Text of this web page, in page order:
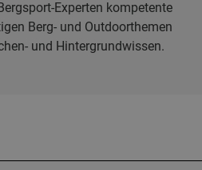
Experten kompetente
Berg- und Outdoorthemen
und Hintergrundwissen.